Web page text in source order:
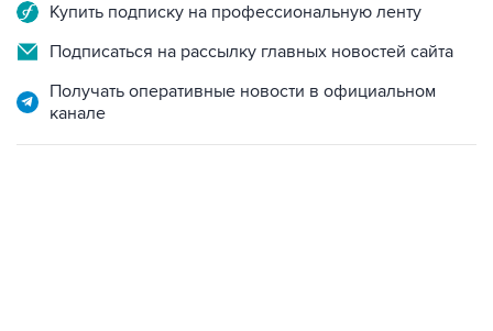
Купить подписку на профессиональную ленту
Подписаться на рассылку главных новостей сайта
Получать оперативные новости в официальном
канале